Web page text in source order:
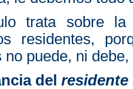
trata sobre
residentes,
no puede, ni
del residente